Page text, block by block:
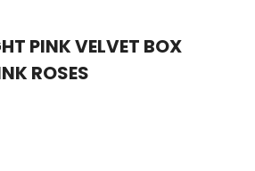
PINK VELVET BOX
ROSES